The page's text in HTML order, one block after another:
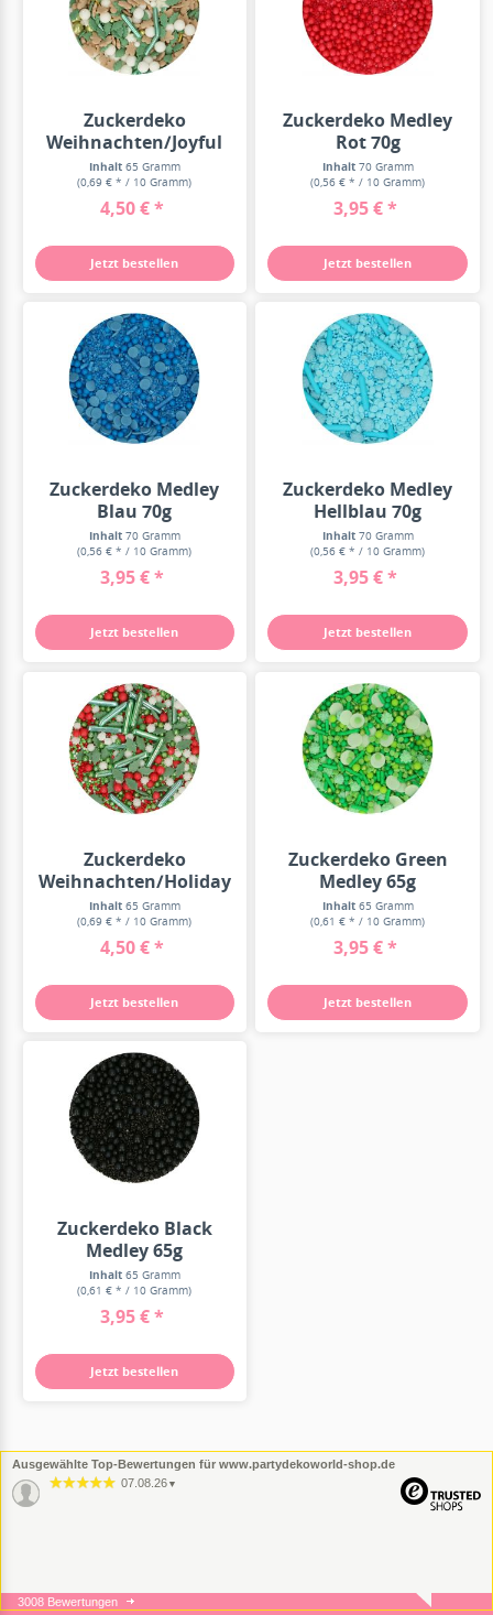
Zuckerdeko
Weihnachten/Joyful
Medley 65g
Inhalt 65 Gramm
(0,69 € * / 10 Gramm)
4,50 € *
Jetzt bestellen
Zuckerdeko Medley
Rot 70g
Inhalt 70 Gramm
(0,56 € * / 10 Gramm)
3,95 € *
Jetzt bestellen
Zuckerdeko Medley
Blau 70g
Inhalt 70 Gramm
(0,56 € * / 10 Gramm)
3,95 € *
Jetzt bestellen
Zuckerdeko Medley
Hellblau 70g
Inhalt 70 Gramm
(0,56 € * / 10 Gramm)
3,95 € *
Jetzt bestellen
Zuckerdeko
Weihnachten/Holiday
Medley 65g
Inhalt 65 Gramm
(0,69 € * / 10 Gramm)
4,50 € *
Jetzt bestellen
Zuckerdeko Green
Medley 65g
Inhalt 65 Gramm
(0,61 € * / 10 Gramm)
3,95 € *
Jetzt bestellen
Zuckerdeko Black
Medley 65g
Inhalt 65 Gramm
(0,61 € * / 10 Gramm)
3,95 € *
Jetzt bestellen
Ausgewählte Top-Bewertungen für www.partydekoworld-shop.de
07.08.26 ▼
05.08.26▼
3008 Bewertungen